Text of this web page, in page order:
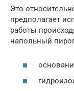
Это
предполагает
работы
напольный